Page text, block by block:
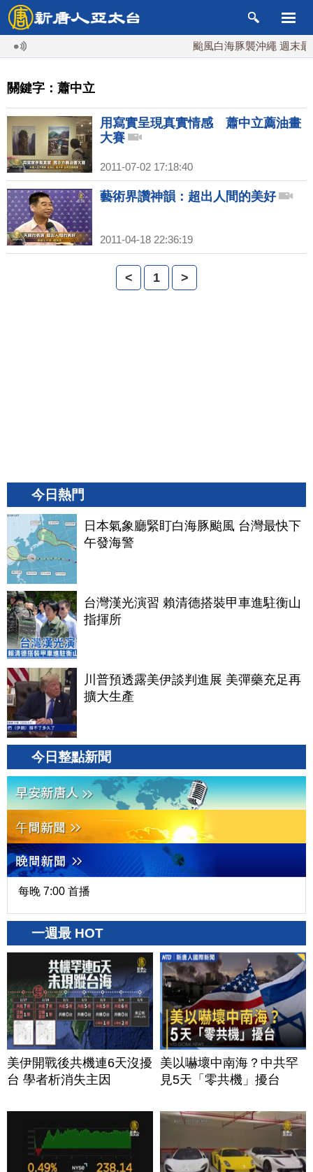
颱風白海豚襲沖繩 週末最
關鍵字：蕭中立
用寫實呈現真實情感 蕭中立薦油畫
大賽
2011-07-02 17:18:40
藝術界讚神韻：超出人間的美好
2011-04-18 22:36:19
< 1 >
今日熱門
日本氣象廳緊盯白海豚颱風 台灣最快下
午發海警
台灣漢光演習 賴清德搭裝甲車進駐衡山
指揮所
川普預透露美伊談判進展 美彈藥充足再
擴大生產
今日整點新聞
每晚 7:00 首播
一週最 HOT
美伊開戰後共機連6天沒擾
台 學者析消失主因
美以嚇壞中南海？中共罕
見5天「零共機」擾台